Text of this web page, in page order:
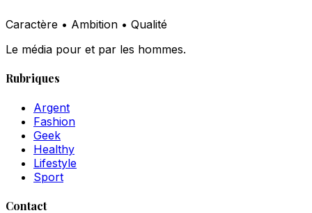
Caractère • Ambition • Qualité
Le média pour et par les hommes.
Rubriques
Argent
Fashion
Geek
Healthy
Lifestyle
Sport
Contact